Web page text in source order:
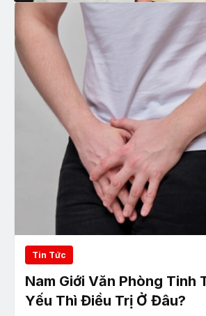
Tin Tức
Nam Giới Văn Phòng Tinh
Yếu Thì Điều Trị Ở Đâu?